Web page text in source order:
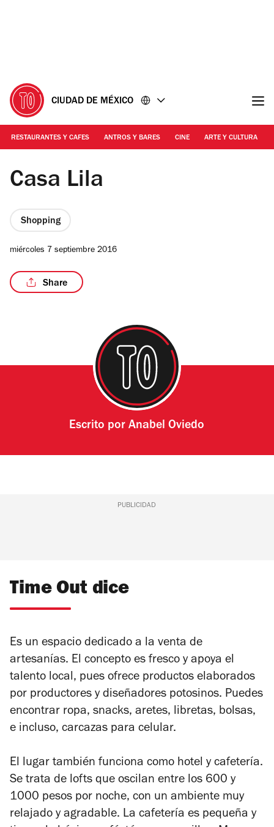
CIUDAD DE MÉXICO
RESTAURANTES Y CAFES ANTROS Y BARES CINE ARTE Y CULTURA
Foto: Bernardo Robredo
Casa Lila
Shopping
miércoles 7 septiembre 2016
Share
Escrito porAnabel Oviedo
PUBLICIDAD
Time Out dice
Es un espacio dedicado a la venta de
artesanías. El concepto es fresco y apoya el
talento local, pues ofrece productos elaborados
por productores y diseñadores potosinos. Puedes
encontrar ropa, snacks, aretes, libretas, bolsas,
e incluso, carcazas para celular.
El lugar también funciona como hotel y cafetería.
Se trata de lofts que oscilan entre los 600 y
1000 pesos por noche, con un ambiente muy
relajado y agradable. La cafetería es pequeña y